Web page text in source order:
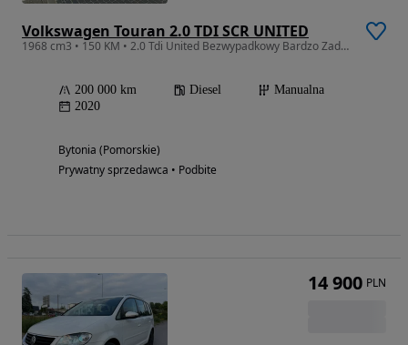
Volkswagen Touran 2.0 TDI SCR UNITED
1968 cm3 • 150 KM • 2.0 Tdi United Bezwypadkowy Bardzo Zadbany Egzemp
200 000 km Diesel
Manualna
2020
Bytonia (Pomorskie)
Prywatny sprzedawca • Podbite
14 900 PLN